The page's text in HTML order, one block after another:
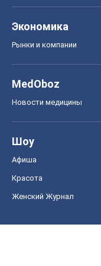
Экономика
Рынки и компании
MedOboz
Новости медицины
Шоу
Афиша
Красота
Женский Журнал